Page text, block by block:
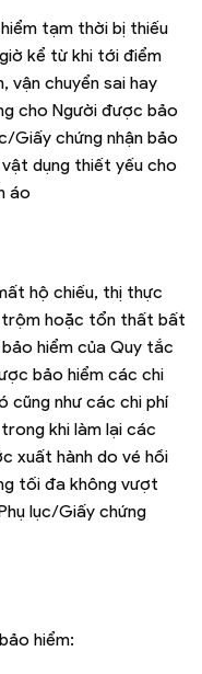
tạm thời bị thiếu
kể từ khi tới điểm
vận chuyển sai hay
cho Người được bảo
Giấy chứng nhận bảo
dụng thiết yếu cho
áo
hộ chiếu, thị thực
hoặc tổn thất bất
hiểm của Quy tắc
bảo hiểm các chi
cũng như các chi phí
khi làm lại các
xuất hành do vé hồi
tối đa không vượt
lục/Giấy chứng
hiểm: